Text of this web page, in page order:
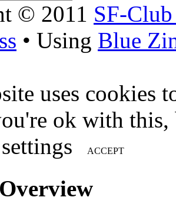
© 2011 SF-
• Using Blue
uses cookies
ok with
ACCEPT